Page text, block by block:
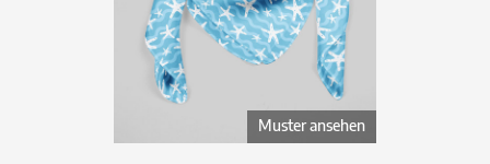
Muster ansehen